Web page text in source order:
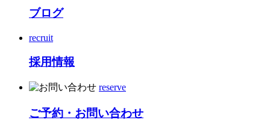
ブログ
recruit
採用情報
reserve
ご予約・お問い合わせ